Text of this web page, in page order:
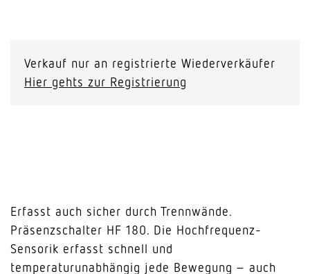
Verkauf nur an registrierte Wiederverkäufer
Hier gehts zur Registrierung
Erfasst auch sicher durch Trennwände.
Präsenzschalter HF 180. Die Hochfrequenz-
Sensorik erfasst schnell und
temperaturunabhängig jede Bewegung – auch